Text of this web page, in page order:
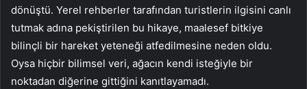
dönüştü. Yerel rehberler tarafından turistlerin ilgisini canlı
tutmak adına pekiştirilen bu hikaye, maalesef bitkiye
bilinçli bir hareket yeteneği atfedilmesine neden oldu.
Oysa hiçbir bilimsel veri, ağacın kendi isteğiyle bir
noktadan diğerine gittiğini kanıtlayamadı.